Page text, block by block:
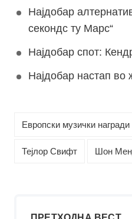
Најдобар
секондс ту Марс“
Најдобар спот:
Најдобар настап
Европски музички награди
Тејлор Свифт Шон